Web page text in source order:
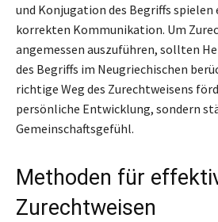
und Konjugation des Begriffs spielen
korrekten Kommunikation. Um
angemessen auszuführen, sollten
des Begriffs im Neugriechischen
richtige Weg des Zurechtweisens
persönliche Entwicklung, sondern
Gemeinschaftsgefühl.
Methoden für
Zurechtweisen